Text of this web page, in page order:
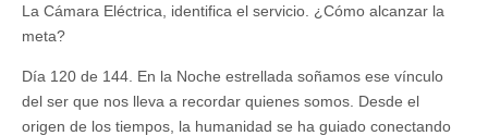
La Cámara Eléctrica, identifica el servicio. ¿Cómo alcanzar la
meta?
Día 120 de 144. En la Noche estrellada soñamos ese vínculo
del ser que nos lleva a recordar quienes somos. Desde el
origen de los tiempos, la humanidad se ha guiado conectando